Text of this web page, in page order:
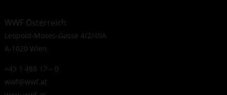
WWF Österreich
Leopold-Moses-Gasse 4/2/40A
A-1020 Wien
+43 1 488 17 – 0
wwf@wwf.at